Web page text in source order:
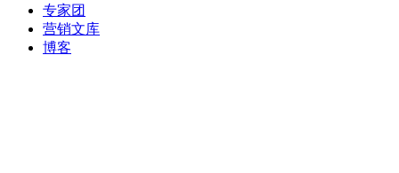
专家团
营销文库
博客